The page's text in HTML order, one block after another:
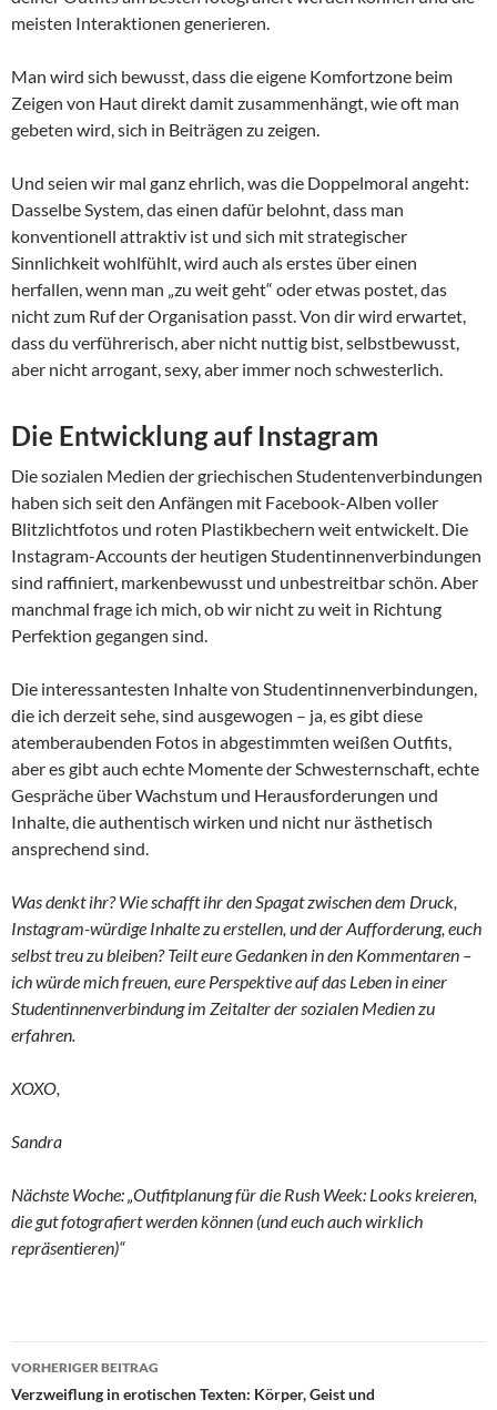
meisten Interaktionen generieren.
Man wird sich bewusst, dass die eigene Komfortzone beim
Zeigen von Haut direkt damit zusammenhängt, wie oft man
gebeten wird, sich in Beiträgen zu zeigen.
Und seien wir mal ganz ehrlich, was die Doppelmoral angeht:
Dasselbe System, das einen dafür belohnt, dass man
konventionell attraktiv ist und sich mit strategischer
Sinnlichkeit wohlfühlt, wird auch als erstes über einen
herfallen, wenn man „zu weit geht“ oder etwas postet, das
nicht zum Ruf der Organisation passt. Von dir wird erwartet,
dass du verführerisch, aber nicht nuttig bist, selbstbewusst,
aber nicht arrogant, sexy, aber immer noch schwesterlich.
Die Entwicklung auf Instagram
Die sozialen Medien der griechischen Studentenverbindungen
haben sich seit den Anfängen mit Facebook-Alben voller
Blitzlichtfotos und roten Plastikbechern weit entwickelt. Die
Instagram-Accounts der heutigen Studentinnenverbindungen
sind raffiniert, markenbewusst und unbestreitbar schön. Aber
manchmal frage ich mich, ob wir nicht zu weit in Richtung
Perfektion gegangen sind.
Die interessantesten Inhalte von Studentinnenverbindungen,
die ich derzeit sehe, sind ausgewogen – ja, es gibt diese
atemberaubenden Fotos in abgestimmten weißen Outfits,
aber es gibt auch echte Momente der Schwesternschaft, echte
Gespräche über Wachstum und Herausforderungen und
Inhalte, die authentisch wirken und nicht nur ästhetisch
ansprechend sind.
Was denkt ihr? Wie schafft ihr den Spagat zwischen dem Druck,
Instagram-würdige Inhalte zu erstellen, und der Aufforderung, euch
selbst treu zu bleiben? Teilt eure Gedanken in den Kommentaren –
ich würde mich freuen, eure Perspektive auf das Leben in einer
Studentinnenverbindung im Zeitalter der sozialen Medien zu
erfahren.
XOXO,
Sandra
Nächste Woche: „Outfitplanung für die Rush Week: Looks kreieren,
die gut fotografiert werden können (und euch auch wirklich
repräsentieren)“
Beitragsnavigation
VORHERIGER BEITRAG
Verzweiflung in erotischen Texten: Körper, Geist und